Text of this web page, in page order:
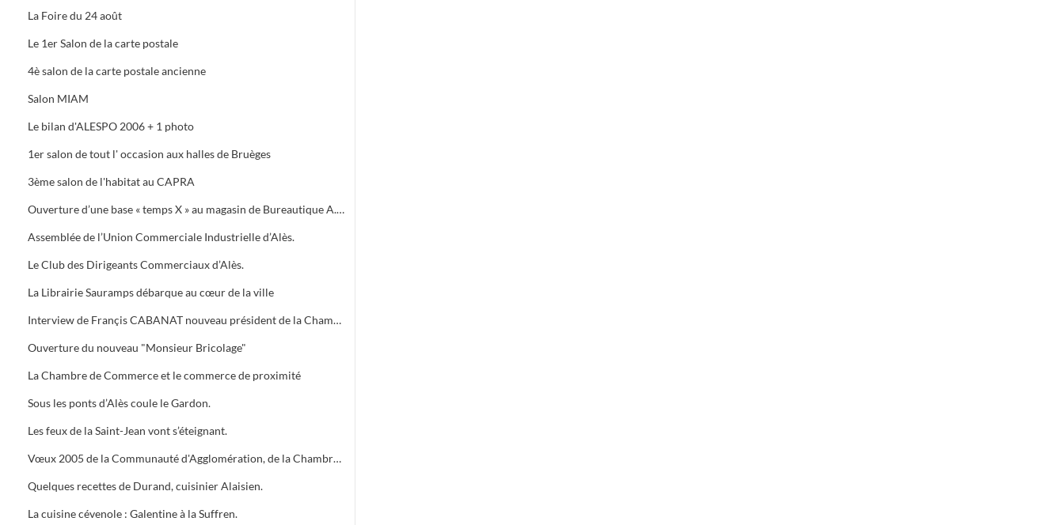
La Foire du 24 août
Le 1er Salon de la carte postale
4è salon de la carte postale ancienne
Salon MIAM
Le bilan d'ALESPO 2006 + 1 photo
1er salon de tout l' occasion aux halles de Bruèges
3ème salon de l'habitat au CAPRA
Ouverture d’une base « temps X » au magasin de Bureautique A.M.C., 40 Avenue du Général de Gaule à Alès.
Assemblée de l’Union Commerciale Industrielle d’Alès.
Le Club des Dirigeants Commerciaux d’Alès.
La Librairie Sauramps débarque au cœur de la ville
Interview de Françis CABANAT nouveau président de la Chambre de Commerce
Ouverture du nouveau "Monsieur Bricolage"
La Chambre de Commerce et le commerce de proximité
Sous les ponts d’Alès coule le Gardon.
Les feux de la Saint-Jean vont s’éteignant.
Vœux 2005 de la Communauté d'Agglomération, de la Chambre de Commerce, 5 bougies pour la Médiathèque
Quelques recettes de Durand, cuisinier Alaisien.
La cuisine cévenole : Galentine à la Suffren.